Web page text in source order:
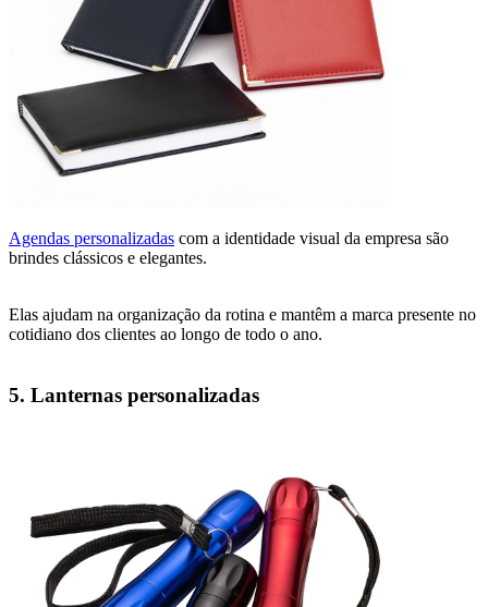
Agendas personalizadas com a identidade visual da empresa são
brindes clássicos e elegantes.
Elas ajudam na organização da rotina e mantêm a marca presente no
cotidiano dos clientes ao longo de todo o ano.
5. Lanternas personalizadas